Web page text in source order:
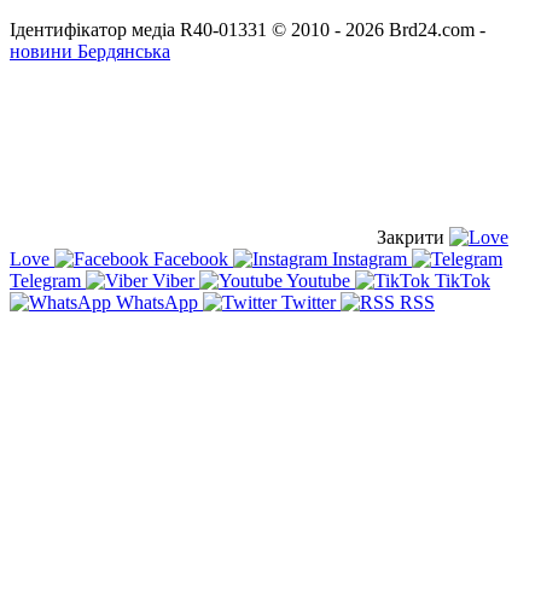
Ідентифікатор медіа R40-01331 © 2010 - 2026 Brd24.com -
новини Бердянська
Закрити
Love
Facebook
Instagram
Telegram
Viber Youtube
TikTok
WhatsApp
Twitter RSS